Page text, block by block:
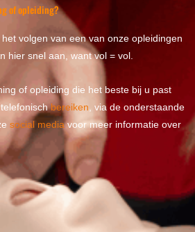
of opleiding?
volgen van een van onze opleidingen
hier snel aan, want vol = vol.
of opleiding die het beste bij u past
telefonischbereiken , via de onderstaande
social mediavoor meer informatie over